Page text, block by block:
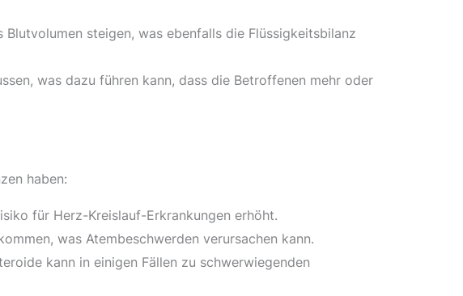
steigen, was ebenfalls die Flüssigkeitsbilanz
was dazu führen kann, dass die Betroffenen mehr oder
haben:
für Herz-Kreislauf-Erkrankungen erhöht.
was Atembeschwerden verursachen kann.
kann in einigen Fällen zu schwerwiegenden